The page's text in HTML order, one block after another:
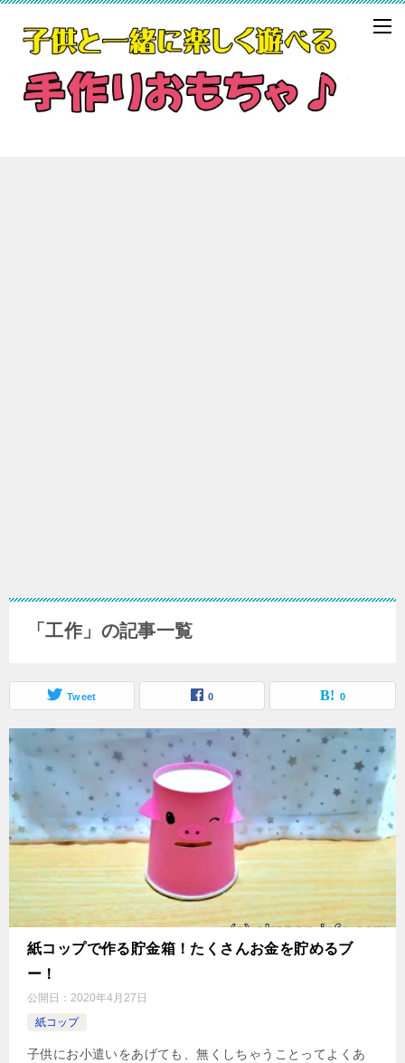
「工作」の記事一覧
Tweet 0 0
紙コップで作る貯金箱！たくさんお金を貯めるブ
ー！
公開日： 2020年4月27日
紙コップ
子供にお小遣いをあげても、無くしちゃうことってよくあ